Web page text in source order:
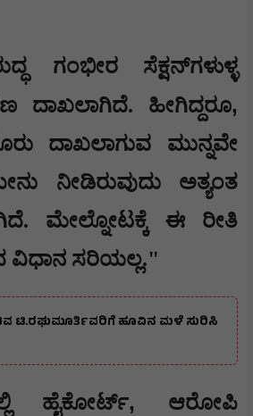
ಗಂಭೀರ ಸೆಕ್ಷನ್‌ಗಳುಳ್ಳ
ದಾಖಲಾಗಿದೆ. ಹೀಗಿದ್ದರೂ,
ದಾಖಲಾಗುವ ಮುನ್ನವೇ
ನೀಡಿರುವುದು ಅತ್ಯಂತ
ಮೇಲ್ನೋಟಕ್ಕೆ ಈ ರೀತಿ
ವಿಧಾನ ಸರಿಯಲ್ಲ."
ಟಿ.ರಘುಮೂರ್ತಿವರಿಗೆ ಹೂವಿನ ಮಳೆ ಸುರಿಸಿ
ಹೈಕೋರ್ಟ್, ಆರೋಪಿ